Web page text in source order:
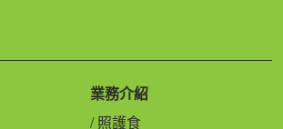
業務介紹
照護食